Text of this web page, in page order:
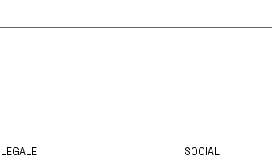
LEGALE SOCIAL